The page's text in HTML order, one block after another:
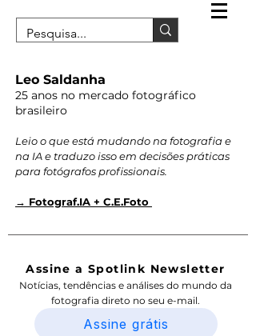
Leo Saldanha
25 anos no mercado fotográfico
brasileiro
Leio o que está mudando na fotografia e
na IA e traduzo isso em decisões práticas
para fotógrafos profissionais.
→ Fotograf.IA + C.E.Foto
Assine a Spotlink Newsletter
Notícias, tendências e análises do mundo da
fotografia direto no seu e-mail.
Assine grátis